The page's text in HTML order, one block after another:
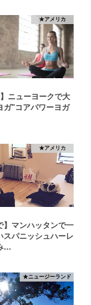
★アメリカ
】ニューヨークで大
ガ"コアパワーヨガ
★アメリカ
】マンハッタンで一
スパニッシュハーレ
…
★ニュージーランド